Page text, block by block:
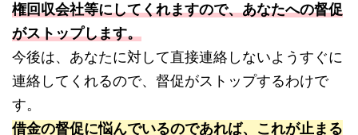
権回収会社等にしてくれますので、あなたへの督促
がストップします。
今後は、あなたに対して直接連絡しないようすぐに
連絡してくれるので、督促がストップするわけで
す。
借金の督促に悩んでいるのであれば、これが止まる